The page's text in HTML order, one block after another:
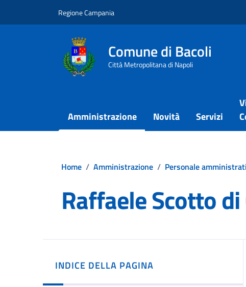
Regione Campania
Comune di Bacoli
Città Metropolitana di Napoli
Amministrazione Novità Servizi
Home / Amministrazione / Personale
Raffaele Scotto
INDICE DELLA PAGINA